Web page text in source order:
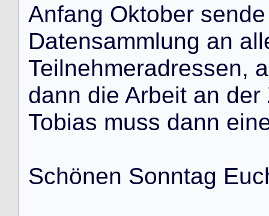
Anfang Oktober sende
Datensammlung an all
Teilnehmeradressen, a
dann die Arbeit an der
Tobias muss dann ein
Schönen Sonntag Euc